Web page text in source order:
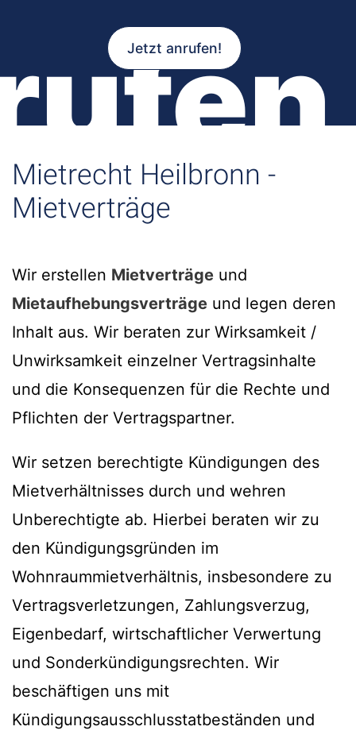
Jetzt anrufen!
Mietrecht Heilbronn -
Mietverträge
Wir erstellen Mietverträge und
Mietaufhebungsverträge und legen deren
Inhalt aus. Wir beraten zur Wirksamkeit /
Unwirksamkeit einzelner Vertragsinhalte
und die Konsequenzen für die Rechte und
Pflichten der Vertragspartner.
Wir setzen berechtigte Kündigungen des
Mietverhältnisses durch und wehren
Unberechtigte ab. Hierbei beraten wir zu
den Kündigungsgründen im
Wohnraummietverhältnis, insbesondere zu
Vertragsverletzungen, Zahlungsverzug,
Eigenbedarf, wirtschaftlicher Verwertung
und Sonderkündigungsrechten. Wir
beschäftigen uns mit
Kündigungsausschlusstatbeständen und